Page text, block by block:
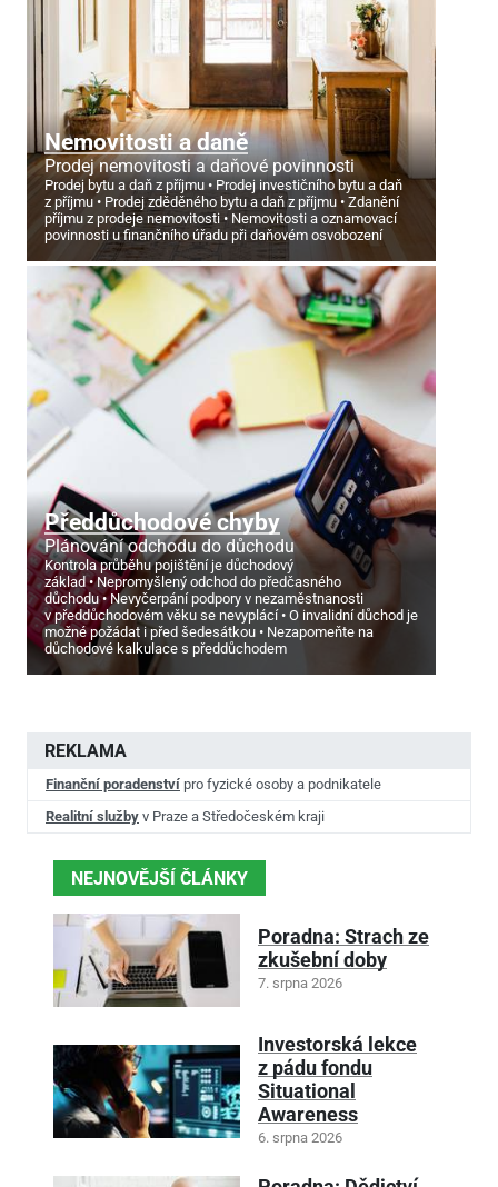
Nemovitosti a daně
Prodej nemovitosti a daňové povinnosti
Prodej bytu a daň z příjmu
Prodej investičního bytu a daň
z příjmu
Prodej zděděného bytu a daň z příjmu
Zdanění
příjmu z prodeje nemovitosti
Nemovitosti a oznamovací
povinnosti u finančního úřadu při daňovém osvobození
Předdůchodové chyby
Plánování odchodu do důchodu
Kontrola průběhu pojištění je důchodový
základ
Nepromyšlený odchod do předčasného
důchodu
Nevyčerpání podpory v nezaměstnanosti
v předdůchodovém věku se nevyplácí
O invalidní důchod je
možné požádat i před šedesátkou
Nezapomeňte na
důchodové kalkulace s předdůchodem
REKLAMA
Finanční poradenství pro fyzické osoby a podnikatele
Realitní služby v Praze a Středočeském kraji
NEJNOVĚJŠÍ ČLÁNKY
Poradna: Strach ze
zkušební doby
7. srpna 2026
Investorská lekce
z pádu fondu
Situational
Awareness
6. srpna 2026